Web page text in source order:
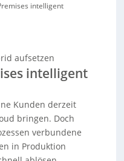
intelligent
aufsetzen
intelligent
Kunden derzeit
bringen. Doch
verbundene
in Produktion